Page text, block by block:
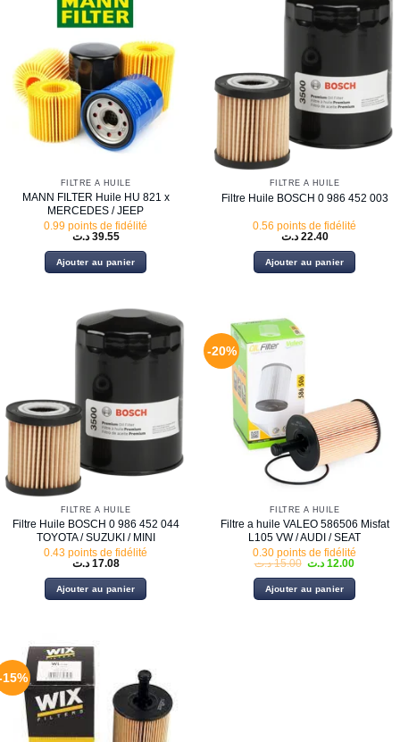
FILTRE À HUILE
MANN FILTER Huile HU 821 x
MERCEDES / JEEP
0.99 points de fidélité
39.55 د.ت
Ajouter au panier
FILTRE À HUILE
Filtre Huile BOSCH 0 986 452 003
0.56 points de fidélité
22.40 د.ت
Ajouter au panier
FILTRE À HUILE
Filtre Huile BOSCH 0 986 452 044
TOYOTA / SUZUKI / MINI
0.43 points de fidélité
17.08 د.ت
Ajouter au panier
-20%
FILTRE À HUILE
Filtre a huile VALEO 586506 Misfat
L105 VW / AUDI / SEAT
0.30 points de fidélité
15.00 د.ت
Le
initial
était :
12.00 د.ت
Le
actuel
est :
Ajouter au panier